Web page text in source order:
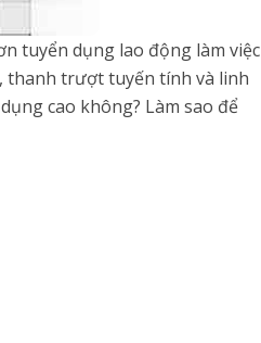
tuyển dụng lao động làm việc
thanh trượt tuyến tính và linh
cao không? Làm sao để